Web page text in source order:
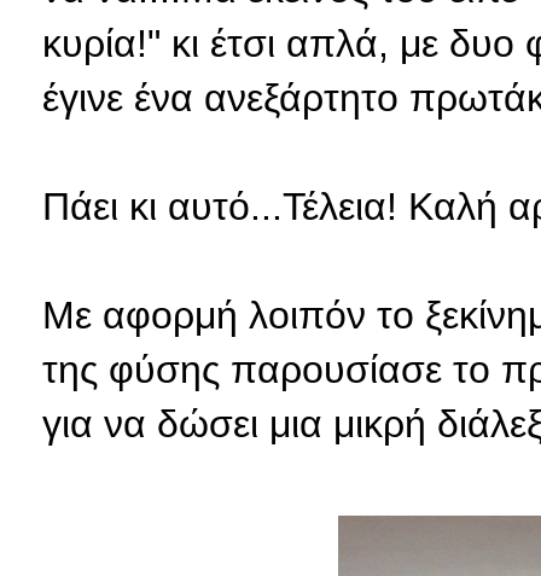
κυρία!" κι έτσι απλά, με δυο
έγινε ένα ανεξάρτητο
Πάει κι αυτό...Τέλεια! Καλή
Με αφορμή λοιπόν το
της φύσης παρουσίασε το
για να δώσει μια μικρή